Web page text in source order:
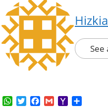
See
WhatsApp
TwitterFacebook
GmailYahoo